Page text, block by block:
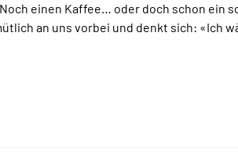
einen Kaffee… oder doch schon ein
an uns vorbei und denkt sich: «Ich